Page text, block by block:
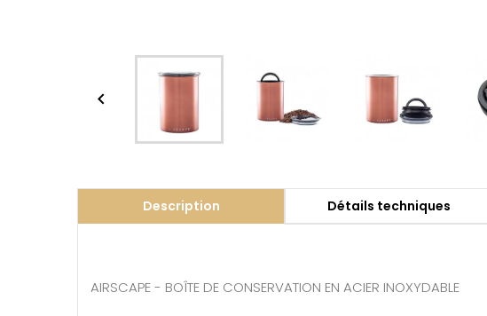

Description Détails techniques
AIRSCAPE - BOÎTE DE CONSERVATION EN ACIER INOXYDABLE